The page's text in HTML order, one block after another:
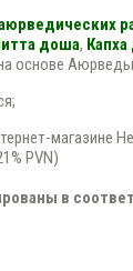
доша,
основе
магазине
PVN)
в